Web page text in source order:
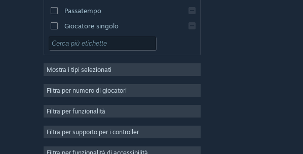
Passatempo
Giocatore singolo
Simulazione
Strategia
Free-to-Play
Mostra i tipi selezionati
Filtra per numero di giocatori
Filtra per funzionalità
Filtra per supporto per i controller